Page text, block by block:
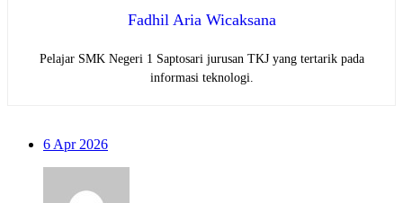
Fadhil Aria Wicaksana
Pelajar SMK Negeri 1 Saptosari jurusan TKJ yang tertarik pada
informasi teknologi.
6Apr 2026